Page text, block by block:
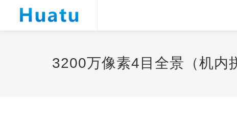
3200万像素4目全景（机内